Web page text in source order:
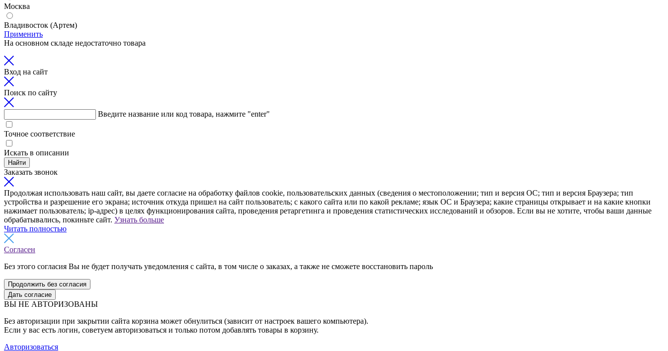
Москва
Владивосток (Артем)
Применить
На основном складе недостаточно товара
Вход на сайт
Поиск по сайту
Введите название или код товара, нажмите "enter"
Точное соответствие
Искать в описании
Найти
Заказать звонок
Продолжая использовать наш сайт, вы даете согласие на обработку файлов cookie, пользовательских данных (сведения о местоположении; тип и версия ОС; тип и версия Браузера; тип
устройства и разрешение его экрана; источник откуда пришел на сайт пользователь; с какого сайта или по какой рекламе; язык ОС и Браузера; какие страницы открывает и на какие кнопки
нажимает пользователь; ip-адрес) в целях функционирования сайта, проведения ретаргетинга и проведения статистических исследований и обзоров. Если вы не хотите, чтобы ваши данные
обрабатывались, покиньте сайт. Узнать больше
Читать полностью
Согласен
Без этого согласия Вы не будет получать уведомления с сайта, в том числе о заказах, а также не сможете восстановить пароль
Продолжить без согласия
Дать согласие
ВЫ НЕ АВТОРИЗОВАНЫ
Без авторизации при закрытии сайта корзина может обнулиться (зависит от настроек вашего компьютера).
Если у вас есть логин, советуем авторизоваться и только потом добавлять товары в корзину.
Авторизоваться